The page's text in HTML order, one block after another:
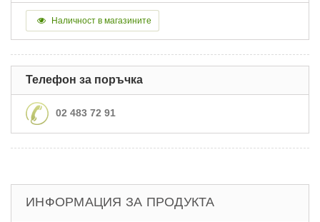
Наличност в магазините
Телефон за поръчка
02 483 72 91
ИНФОРМАЦИЯ ЗА ПРОДУКТА